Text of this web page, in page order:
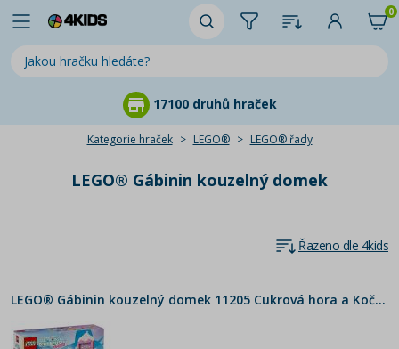
0
17100 druhů hraček
Kategorie hraček LEGO® LEGO® řady
LEGO® Gábinin kouzelný domek
Řazeno dle 4kids
LEGO® Gábinin kouzelný domek 11205 Cukrová hora a Kočičí zahrádka - Poškozený obal